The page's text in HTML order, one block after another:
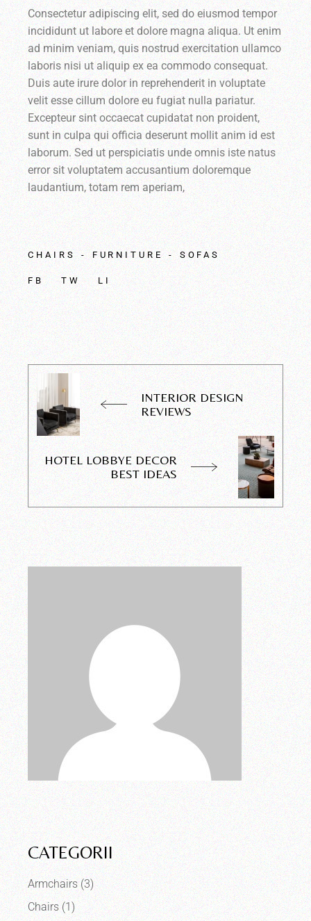
Consectetur adipiscing elit, sed do eiusmod tempor
incididunt ut labore et dolore magna aliqua. Ut enim
ad minim veniam, quis nostrud exercitation ullamco
laboris nisi ut aliquip ex ea commodo consequat.
Duis aute irure dolor in reprehenderit in voluptate
velit esse cillum dolore eu fugiat nulla pariatur.
Excepteur sint occaecat cupidatat non proident,
sunt in culpa qui officia deserunt mollit anim id est
laborum. Sed ut perspiciatis unde omnis iste natus
error sit voluptatem accusantium doloremque
laudantium, totam rem aperiam,
CHAIRS FURNITURE SOFAS
FB TW LI
INTERIOR DESIGN
REVIEWS
HOTEL LOBBYE DECOR
BEST IDEAS
CATEGORII
Armchairs(3)
Chairs(1)